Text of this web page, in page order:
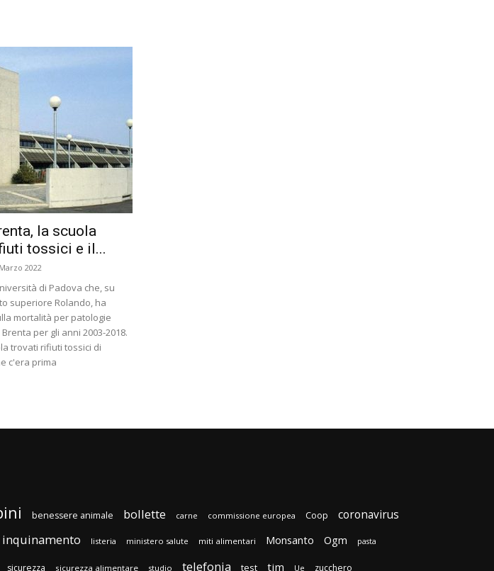
la scuola
tossici e il...
2022
di Padova che, su
superiore Rolando, ha
mortalità per patologie
per gli anni 2003-2018.
trovati rifiuti tossici di
c'era prima
benessere animale bollette carne commissione europea Coop coronavirus
inquinamento listeria ministero salute miti alimentari Monsanto Ogm pasta
sicurezza sicurezza alimentare studio telefonia test tim Ue zucchero